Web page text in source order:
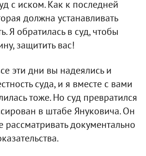
с иском. Как к последней
должна устанавливать
Я обратилась в суд, чтобы
защитить вас!
эти дни вы надеялись и
суда, и я вместе с вами
тоже. Но суд превратился
в штабе Януковича. Он
рассматривать документально